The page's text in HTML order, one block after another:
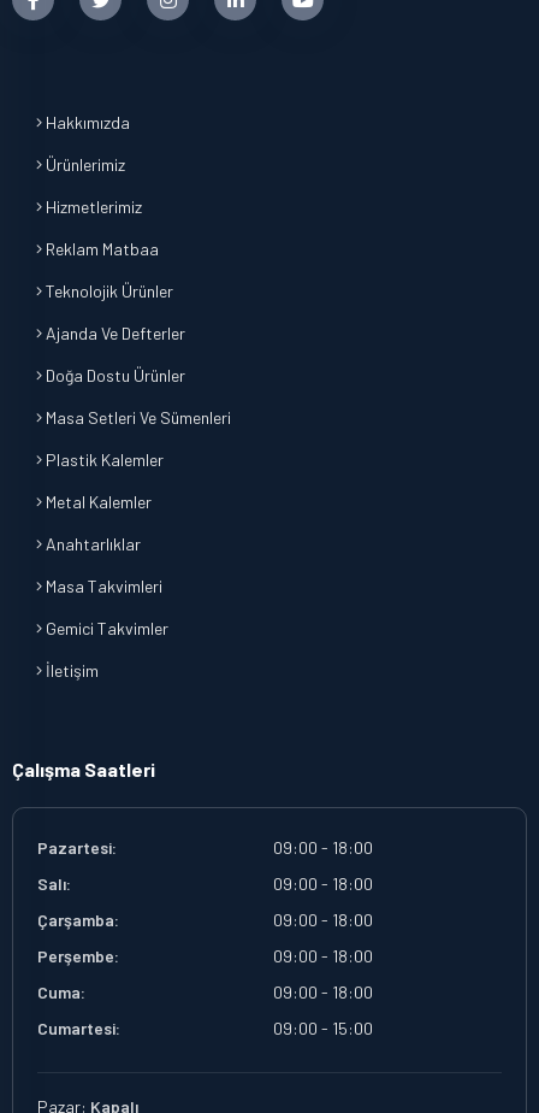
Hakkımızda
Ürünlerimiz
Hizmetlerimiz
Reklam Matbaa
Teknolojik Ürünler
Ajanda Ve Defterler
Doğa Dostu Ürünler
Masa Setleri Ve Sümenleri
Plastik Kalemler
Metal Kalemler
Anahtarlıklar
Masa Takvimleri
Gemici Takvimler
İletişim
Çalışma Saatleri
Pazartesi:
09:00 - 18:00
Salı:
09:00 - 18:00
Çarşamba:
09:00 - 18:00
Perşembe:
09:00 - 18:00
Cuma:
09:00 - 18:00
Cumartesi:
09:00 - 15:00
Pazar: Kapalı